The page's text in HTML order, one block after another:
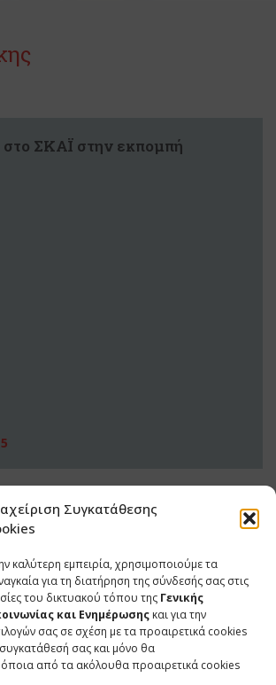
Συγκατάθεσης
καλύτερη εμπειρία, χρησιμοποιούμε τα
για τη διατήρηση της σύνδεσής σας στις
του δικτυακού τόπου της Γενικής
και Ενημέρωσης και για την
σας σε σχέση με τα προαιρετικά cookies
σας και μόνο θα
από τα ακόλουθα προαιρετικά cookies
στο ΣΚΑΪ στην εκπομπή